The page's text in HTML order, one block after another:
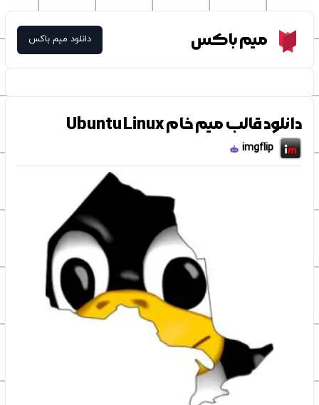
Meme Boxمیم باکس دانلود میم باکس
دانلود قالب میم خام Ubuntu Linux
imgflip